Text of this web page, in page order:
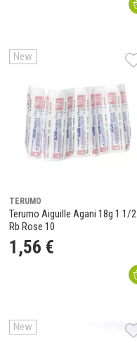
New
TERUMO
Terumo Aiguille Agani 18g 1 1/2
Rb Rose 10
1 ,56 €
New